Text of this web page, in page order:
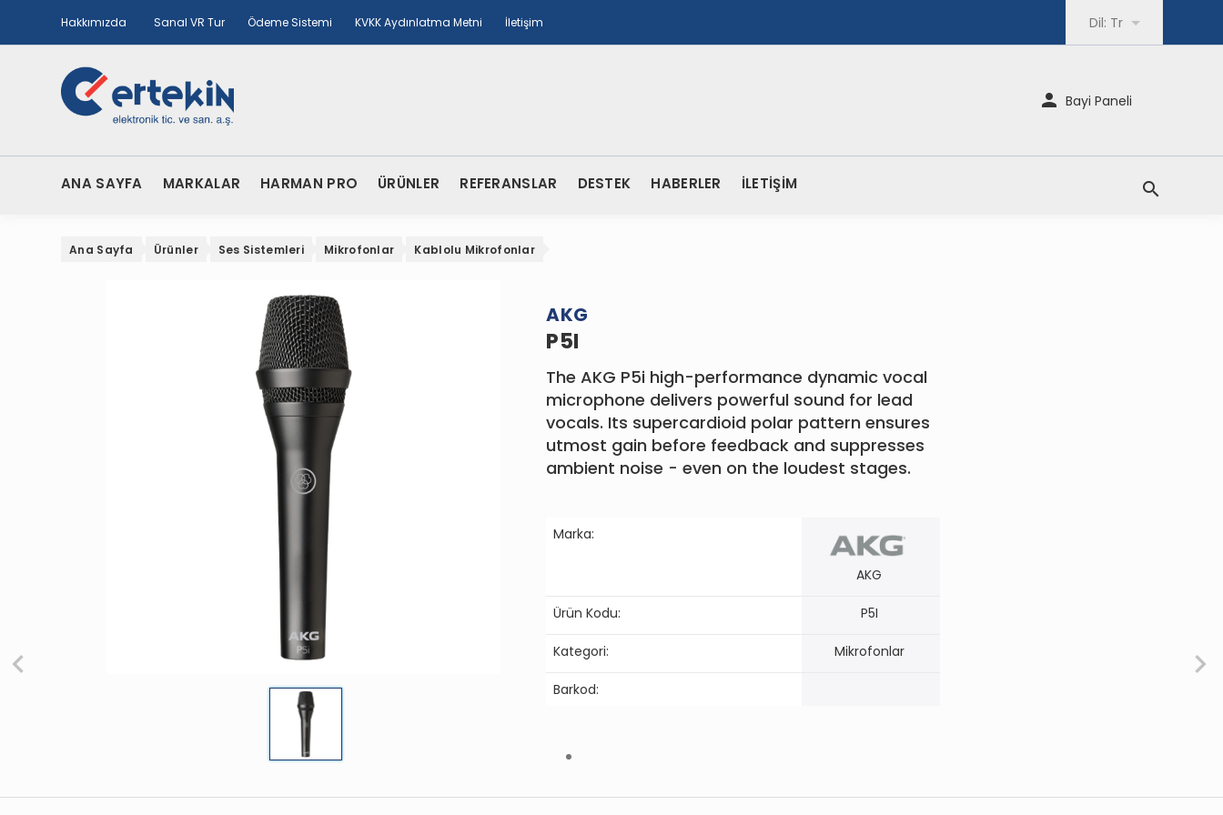
Hakkımızda Sanal VR Tur Ödeme Sistemi KVKK Aydınlatma Metni İletişim Dil: Tr
Bayi Paneli
ANA SAYFA MARKALAR HARMAN PRO ÜRÜNLER REFERANSLAR DESTEK HABERLER İLETİŞİM
Ana Sayfa Ürünler Ses Sistemleri Mikrofonlar Kablolu Mikrofonlar
AKG
P5I
The AKG P5i high-­performance dynamic vocal
microphone delivers powerful sound for lead
vocals. Its supercardioid polar pattern ensures
utmost gain before feedback and suppresses
ambient noise - even on the loudest stages.
Marka:
AKG
Ürün Kodu: P5I
Kategori: Mikrofonlar
Barkod: